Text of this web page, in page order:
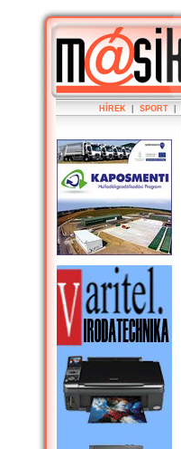
HÍREK SPORT